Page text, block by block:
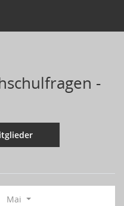
-
Mai